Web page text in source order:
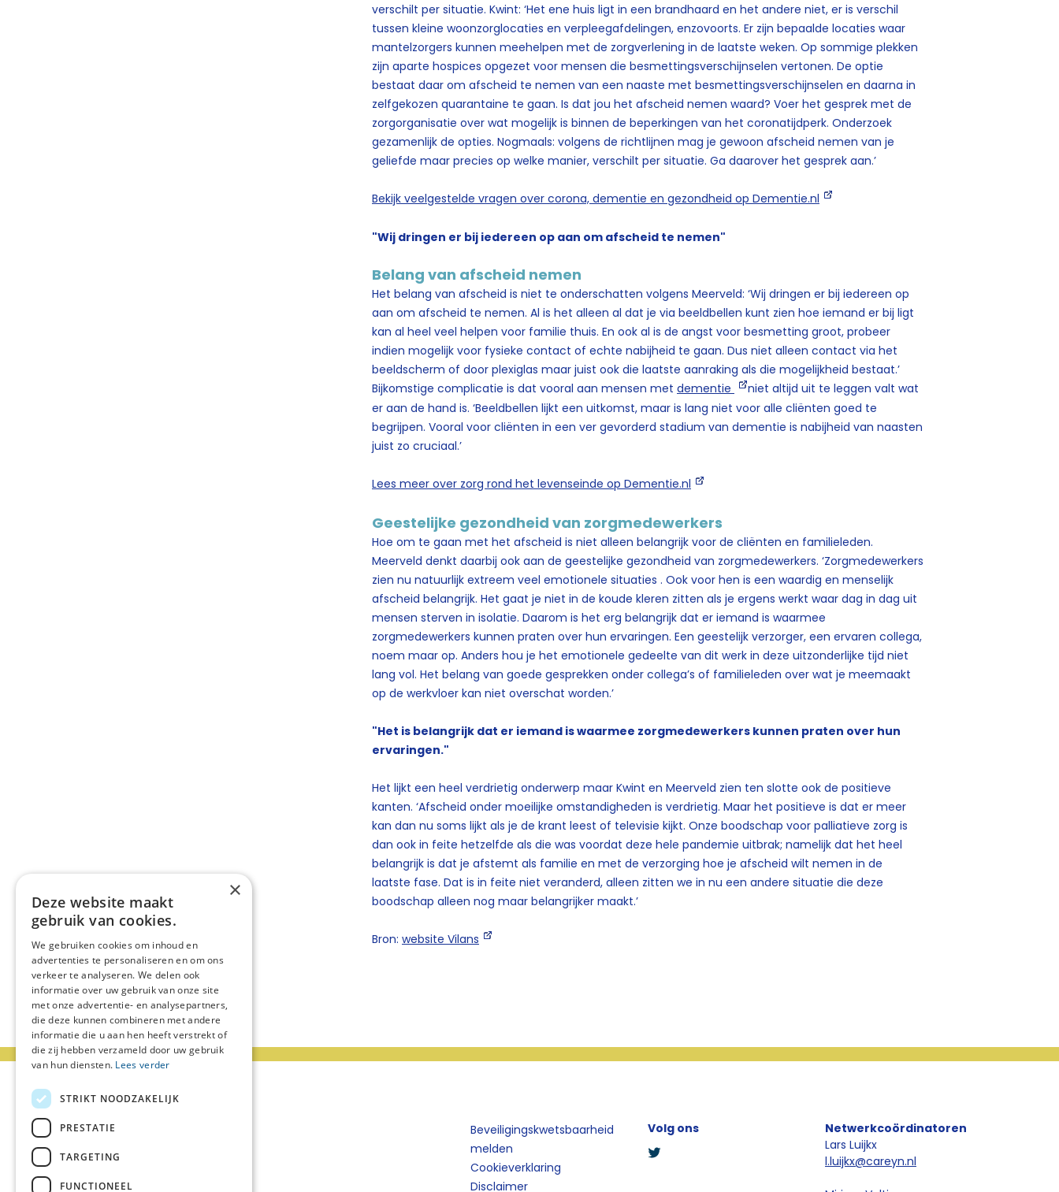
verschilt per situatie. Kwint: ‘Het ene huis ligt in een brandhaard en het andere niet, er is verschil
tussen kleine woonzorglocaties en verpleegafdelingen, enzovoorts. Er zijn bepaalde locaties waar
mantelzorgers kunnen meehelpen met de zorgverlening in de laatste weken. Op sommige plekken
zijn aparte hospices opgezet voor mensen die besmettingsverschijnselen vertonen. De optie
bestaat daar om afscheid te nemen van een naaste met besmettingsverschijnselen en daarna in
zelfgekozen quarantaine te gaan. Is dat jou het afscheid nemen waard? Voer het gesprek met de
zorgorganisatie over wat mogelijk is binnen de beperkingen van het coronatijdperk. Onderzoek
gezamenlijk de opties. Nogmaals: volgens de richtlijnen mag je gewoon afscheid nemen van je
geliefde maar precies op welke manier, verschilt per situatie. Ga daarover het gesprek aan.’
Bekijk veelgestelde vragen over corona, dementie en gezondheid op Dementie.nl
"Wij dringen er bij iedereen op aan om afscheid te nemen"
Belang van afscheid nemen
Het belang van afscheid is niet te onderschatten volgens Meerveld: ‘Wij dringen er bij iedereen op
aan om afscheid te nemen. Al is het alleen al dat je via beeldbellen kunt zien hoe iemand er bij ligt
kan al heel veel helpen voor familie thuis. En ook al is de angst voor besmetting groot, probeer
indien mogelijk voor fysieke contact of echte nabijheid te gaan. Dus niet alleen contact via het
beeldscherm of door plexiglas maar juist ook die laatste aanraking als die mogelijkheid bestaat.’
Bijkomstige complicatie is dat vooral aan mensen met dementie
niet altijd uit te leggen valt wat
er aan de hand is. ‘Beeldbellen lijkt een uitkomst, maar is lang niet voor alle cliënten goed te
begrijpen. Vooral voor cliënten in een ver gevorderd stadium van dementie is nabijheid van naasten
juist zo cruciaal.’
Lees meer over zorg rond het levenseinde op Dementie.nl
Geestelijke gezondheid van zorgmedewerkers
Hoe om te gaan met het afscheid is niet alleen belangrijk voor de cliënten en familieleden.
Meerveld denkt daarbij ook aan de geestelijke gezondheid van zorgmedewerkers. ‘Zorgmedewerkers
zien nu natuurlijk extreem veel emotionele situaties . Ook voor hen is een waardig en menselijk
afscheid belangrijk. Het gaat je niet in de koude kleren zitten als je ergens werkt waar dag in dag uit
mensen sterven in isolatie. Daarom is het erg belangrijk dat er iemand is waarmee
zorgmedewerkers kunnen praten over hun ervaringen. Een geestelijk verzorger, een ervaren collega,
noem maar op. Anders hou je het emotionele gedeelte van dit werk in deze uitzonderlijke tijd niet
lang vol. Het belang van goede gesprekken onder collega’s of familieleden over wat je meemaakt
op de werkvloer kan niet overschat worden.’
"Het is belangrijk dat er iemand is waarmee zorgmedewerkers kunnen praten over hun
ervaringen."
Het lijkt een heel verdrietig onderwerp maar Kwint en Meerveld zien ten slotte ook de positieve
kanten. ‘Afscheid onder moeilijke omstandigheden is verdrietig. Maar het positieve is dat er meer
kan dan nu soms lijkt als je de krant leest of televisie kijkt. Onze boodschap voor palliatieve zorg is
dan ook in feite hetzelfde als die was voordat deze hele pandemie uitbrak; namelijk dat het heel
belangrijk is dat je afstemt als familie en met de verzorging hoe je afscheid wilt nemen in de
laatste fase. Dat is in feite niet veranderd, alleen zitten we in nu een andere situatie die deze
boodschap alleen nog maar belangrijker maakt.’
Bron: website Vilans
Beveiligingskwetsbaarheid
melden
Cookieverklaring
Disclaimer
Volg ons
Netwerkcoördinatoren
Lars Luijkx
l.luijkx@careyn.nl
×
Deze website maakt
gebruik van cookies.
We gebruiken cookies om inhoud en
advertenties te personaliseren en om ons
verkeer te analyseren. We delen ook
informatie over uw gebruik van onze site
met onze advertentie- en analysepartners,
die deze kunnen combineren met andere
informatie die u aan hen heeft verstrekt of
die zij hebben verzameld door uw gebruik
van hun diensten. Lees verder
STRIKT NOODZAKELIJK
PRESTATIE
TARGETING
FUNCTIONEEL